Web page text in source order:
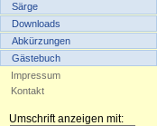
Särge
Downloads
Abkürzungen
Gästebuch
Impressum
Kontakt
Umschrift anzeigen mit: